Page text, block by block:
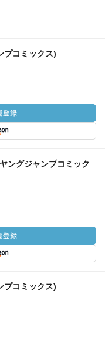
プコミックス)
ングジャンプコミック
プコミックス)